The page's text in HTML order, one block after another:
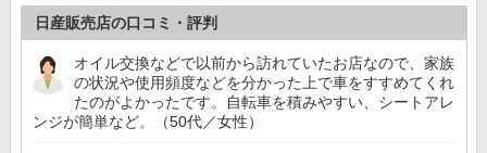
日産販売店の口コミ・評判
オイル交換などで以前から訪れていたお店なので、家族
の状況や使用頻度などを分かった上で車をすすめてくれ
たのがよかったです。自転車を積みやすい、シートアレ
ンジが簡単など。（50代／女性）